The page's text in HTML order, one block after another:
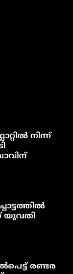
നിന്ന്
യുവതി
രണ്ടര